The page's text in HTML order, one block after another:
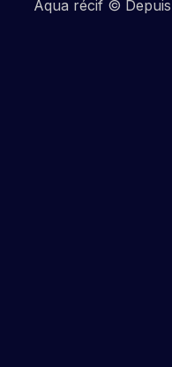
Aqua récif ©